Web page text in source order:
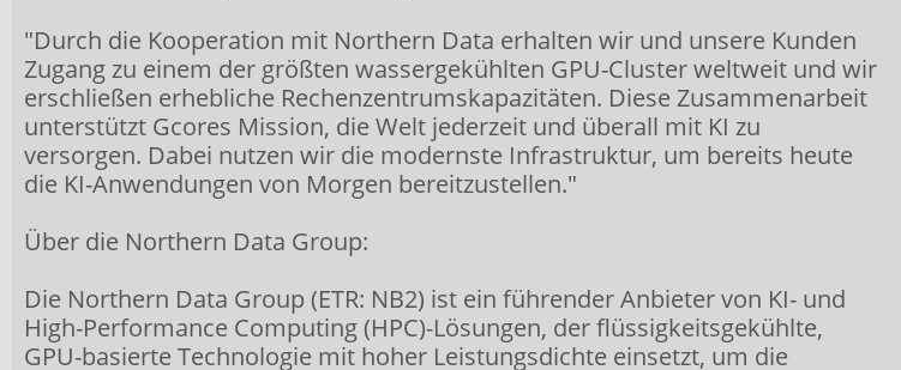
"Durch die Kooperation mit Northern Data erhalten wir und unsere Kunden
Zugang zu einem der größten wassergekühlten GPU-Cluster weltweit und wir
erschließen erhebliche Rechenzentrumskapazitäten. Diese Zusammenarbeit
unterstützt Gcores Mission, die Welt jederzeit und überall mit KI zu
versorgen. Dabei nutzen wir die modernste Infrastruktur, um bereits heute
die KI-Anwendungen von Morgen bereitzustellen."
Über die Northern Data Group:
Die Northern Data Group (ETR: NB2) ist ein führender Anbieter von KI- und
High-Performance Computing (HPC)-Lösungen, der flüssigkeitsgekühlte,
GPU-basierte Technologie mit hoher Leistungsdichte einsetzt, um die